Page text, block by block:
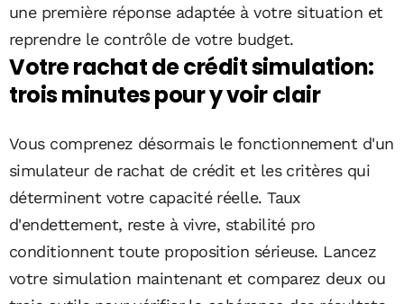
une première réponse adaptée à votre situation et
reprendre le contrôle de votre budget.
Votre rachat de crédit simulation:
trois minutes pour y voir clair
Vous comprenez désormais le fonctionnement d'un
simulateur de rachat de crédit et les critères qui
déterminent votre capacité réelle. Taux
d'endettement, reste à vivre, stabilité pro
conditionnent toute proposition sérieuse. Lancez
votre simulation maintenant et comparez deux ou